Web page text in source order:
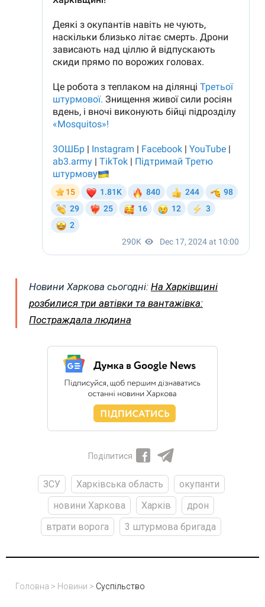
Новини Харкова сьогодні: На Харківщині
розбилися три автівки та вантажівка:
Постраждала людина
Поділитися
ЗСУ Харківська область
окупанти
новини Харкова
Харків
дрон
втрати ворога
3 штурмова бригада
Головна > Новини > Суспільство